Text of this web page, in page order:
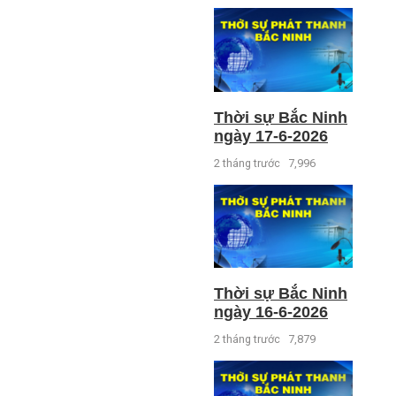
Thời sự Bắc Ninh
ngày 17-6-2026
2 tháng trước 7,996
Thời sự Bắc Ninh
ngày 16-6-2026
2 tháng trước 7,879